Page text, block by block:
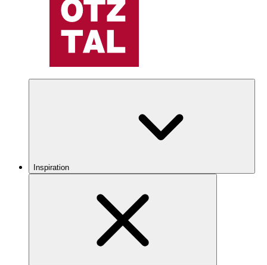
Inspiration